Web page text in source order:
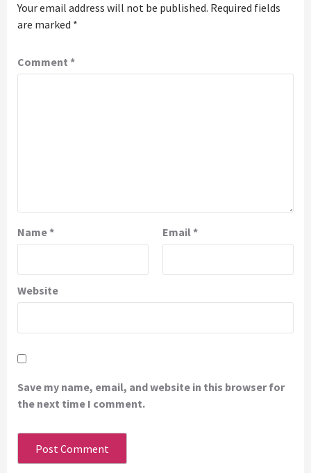
Your email address will not be published. Required fields
are marked *
Comment *
Name* Email*
Website
Save my name, email, and website in this browser for
the next time I comment.